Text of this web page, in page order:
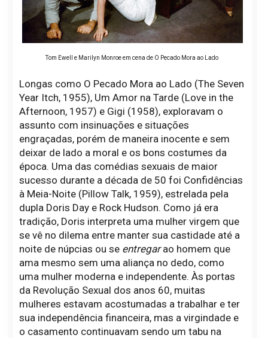
Tom Ewell e Marilyn Monroe em cena de O Pecado Mora ao Lado
Longas como O Pecado Mora ao Lado (The Seven
Year Itch, 1955), Um Amor na Tarde (Love in the
Afternoon, 1957) e Gigi (1958), exploravam o
assunto com insinuações e situações
engraçadas, porém de maneira inocente e sem
deixar de lado a moral e os bons costumes da
época. Uma das comédias sexuais de maior
sucesso durante a década de 50 foi Confidências
à Meia-Noite (Pillow Talk, 1959), estrelada pela
dupla Doris Day e Rock Hudson. Como já era
tradição, Doris interpreta uma mulher virgem que
se vê no dilema entre manter sua castidade até a
noite de núpcias ou se entregarao homem que
ama mesmo sem uma aliança no dedo, como
uma mulher moderna e independente. Às portas
da Revolução Sexual dos anos 60, muitas
mulheres estavam acostumadas a trabalhar e ter
sua independência financeira, mas a virgindade e
o casamento continuavam sendo um tabu na